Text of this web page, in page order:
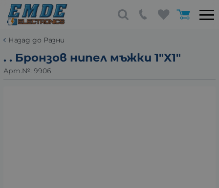
Назад до Разни
. . Бронзов нипел мъжки 1"X1"
Арт.№: 9906